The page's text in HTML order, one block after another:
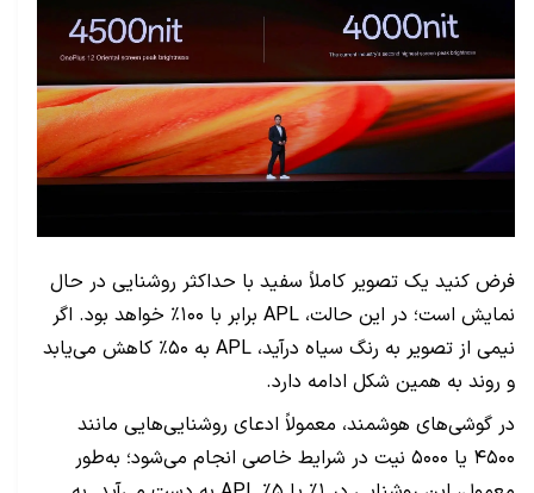
فرض کنید یک تصویر کاملاً سفید با حداکثر روشنایی در حال
نمایش است؛ در این حالت، APL برابر با ۱۰۰٪ خواهد بود. اگر
نیمی از تصویر به رنگ سیاه درآید، APL به ۵۰٪ کاهش می‌یابد
و روند به همین شکل ادامه دارد.
در گوشی‌های هوشمند، معمولاً ادعای روشنایی‌هایی مانند
۴۵۰۰ یا ۵۰۰۰ نیت در شرایط خاصی انجام می‌شود؛ به‌طور